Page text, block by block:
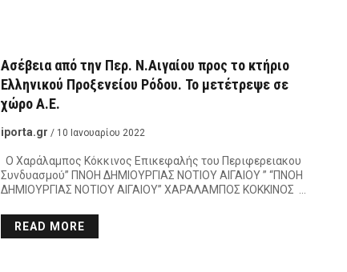
Ασέβεια από την Περ. Ν.Αιγαίου προς το κτήριο
Ελληνικού Προξενείου Ρόδου. Το μετέτρεψε σε
χώρο Α.Ε.
iporta.gr / 10 Ιανουαρίου 2022
Ο Χαράλαμπος Κόκκινος Επικεφαλής του Περιφερειακου
Συνδυασμού” ΠΝΟΗ ΔΗΜΙΟΥΡΓΙΑΣ ΝΟΤΙΟΥ ΑΙΓΑΙΟΥ ” “ΠΝΟΗ
ΔΗΜΙΟΥΡΓΙΑΣ ΝΟΤΙΟΥ ΑΙΓΑΙΟΥ” ΧΑΡΑΛΑΜΠΟΣ ΚΟΚΚΙΝΟΣ …
READ MORE